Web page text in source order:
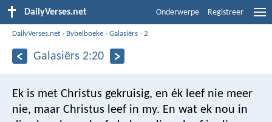
DailyVerses.net Onderwerpe Registreer
DailyVerses.net › Bybelboeke ›Galasiërs ›2
Galasiërs 2:20
Ek is met Christus gekruisig, en ék leef nie meer
nie, maar Christus leef in my. En wat ek nou in